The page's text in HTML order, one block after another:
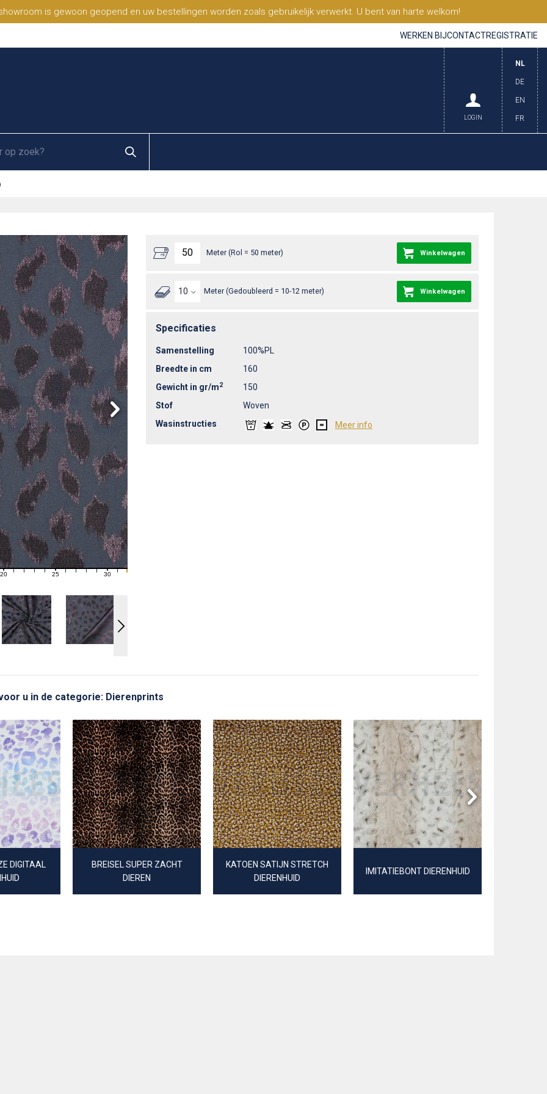
is gewoon geopend en uw bestellingen worden zoals gebruikelijk verwerkt. U bent van harte welkom!
WERKEN BIJCONTACTREGISTRATIE
NL
DE
EN
FR
LOGIN
20 21 22 23 24 25 26 27 28 29 30 31
Meter (Rol = 50 meter) Winkelwagen
Meter (Gedoubleerd = 10-12 meter) Winkelwagen
Specificaties
Samenstelling
100%PL
Breedte in cm
160
Gewicht in gr/m2
150
Stof
Woven
Wasinstructies
Meer info
u in de categorie: Dierenprints
DIGITAAL
BREISEL SUPER ZACHT
DIEREN
KATOEN SATIJN STRETCH
DIERENHUID
IMITATIEBONT DIERENHUID